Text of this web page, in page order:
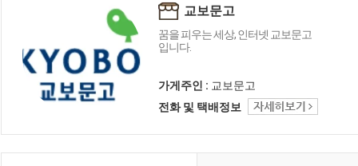
교보문고
꿈을 피우는 세상, 인터넷 교보문고
입니다.
가게주인 : 교보문고
전화 및 택배정보